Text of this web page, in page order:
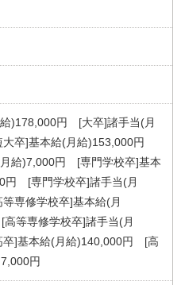
)178,000円 [大卒]諸手当(月
卒]基本給(月給)153,000円
給)7,000円 [専門学校卒]基本
円 [専門学校卒]諸手当(月
専修学校卒]基本給(月
等専修学校卒]諸手当(月
]基本給(月給)140,000円 [高
円